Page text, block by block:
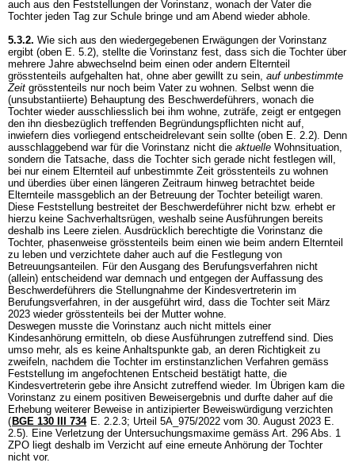
auch aus den Feststellungen der Vorinstanz, wonach der Vater die
Tochter jeden Tag zur Schule bringe und am Abend wieder abhole.
5.3.2. Wie sich aus den wiedergegebenen Erwägungen der Vorinstanz
ergibt (oben E. 5.2), stellte die Vorinstanz fest, dass sich die Tochter über
mehrere Jahre abwechselnd beim einen oder andern Elternteil
grösstenteils aufgehalten hat, ohne aber gewillt zu sein, auf unbestimmte
Zeit grösstenteils nur noch beim Vater zu wohnen. Selbst wenn die
(unsubstantiierte) Behauptung des Beschwerdeführers, wonach die
Tochter wieder ausschliesslich bei ihm wohne, zuträfe, zeigt er entgegen
den ihn diesbezüglich treffenden Begründungspflichten nicht auf,
inwiefern dies vorliegend entscheidrelevant sein sollte (oben E. 2.2). Denn
ausschlaggebend war für die Vorinstanz nicht die aktuelle Wohnsituation,
sondern die Tatsache, dass die Tochter sich gerade nicht festlegen will,
bei nur einem Elternteil auf unbestimmte Zeit grösstenteils zu wohnen
und überdies über einen längeren Zeitraum hinweg betrachtet beide
Elternteile massgeblich an der Betreuung der Tochter beteiligt waren.
Diese Feststellung bestreitet der Beschwerdeführer nicht bzw. erhebt er
hierzu keine Sachverhaltsrügen, weshalb seine Ausführungen bereits
deshalb ins Leere zielen. Ausdrücklich berechtigte die Vorinstanz die
Tochter, phasenweise grösstenteils beim einen wie beim andern Elternteil
zu leben und verzichtete daher auch auf die Festlegung von
Betreuungsanteilen. Für den Ausgang des Berufungsverfahren nicht
(allein) entscheidend war demnach und entgegen der Auffassung des
Beschwerdeführers die Stellungnahme der Kindesvertreterin im
Berufungsverfahren, in der ausgeführt wird, dass die Tochter seit März
2023 wieder grösstenteils bei der Mutter wohne.
Deswegen musste die Vorinstanz auch nicht mittels einer
Kindesanhörung ermitteln, ob diese Ausführungen zutreffend sind. Dies
umso mehr, als es keine Anhaltspunkte gab, an deren Richtigkeit zu
zweifeln, nachdem die Tochter im erstinstanzlichen Verfahren gemäss
Feststellung im angefochtenen Entscheid bestätigt hatte, die
Kindesvertreterin gebe ihre Ansicht zutreffend wieder. Im Übrigen kam die
Vorinstanz zu einem positiven Beweisergebnis und durfte daher auf die
Erhebung weiterer Beweise in antizipierter Beweiswürdigung verzichten
( BGE 130 III 734 E. 2.2.3; Urteil 5A_975/2022 vom 30. August 2023 E.
2.5). Eine Verletzung der Untersuchungsmaxime gemäss Art. 296 Abs. 1
ZPO liegt deshalb im Verzicht auf eine erneute Anhörung der Tochter
nicht vor.